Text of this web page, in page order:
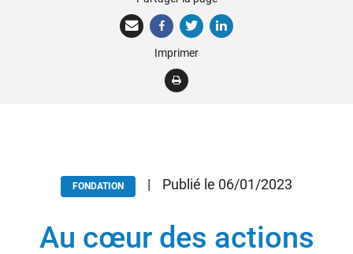
Nous soutenir
Donateurs
Imprimer
FONDATION | Publié le 06/01/2023
Au cœur des actions